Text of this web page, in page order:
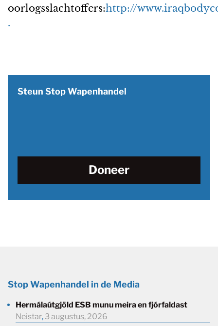
oorlogsslachtoffers:http://
.
Steun Stop Wapenhandel
Doneer
Stop Wapenhandel in de Media
Hermálaútgjöld ESB munu meira en fjórfaldast
Neistar, 3 augustus, 2026